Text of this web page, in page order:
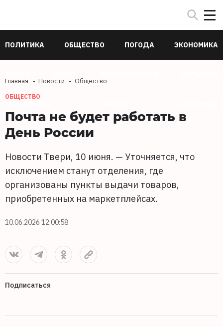
ПОЛИТИКА ОБЩЕСТВО ПОГОДА ЭКОНОМИКА
Главная Новости Общество
ОБЩЕСТВО
Почта не будет работать в
День России
Новости Твери, 10 июня. — Уточняется, что
исключением станут отделения, где
организованы пункты выдачи товаров,
приобретенных на маркетплейсах.
10.06.2026 12:00:58
Подписаться